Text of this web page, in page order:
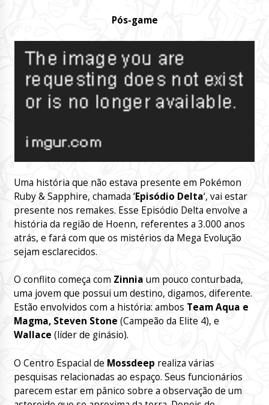
Pós-game
Uma história que não estava presente em Pokémon
Ruby & Sapphire, chamada ‘Episódio Delta‘, vai estar
presente nos remakes. Esse Episódio Delta envolve a
história da região de Hoenn, referentes a 3.000 anos
atrás, e fará com que os mistérios da Mega Evolução
sejam esclarecidos.
O conflito começa com Zinnia um pouco conturbada,
uma jovem que possui um destino, digamos, diferente.
Estão envolvidos com a história: ambos Team Aqua e
Magma, Steven Stone (Campeão da Elite 4), e
Wallace (líder de ginásio).
O Centro Espacial de Mossdeep realiza várias
pesquisas relacionadas ao espaço. Seus funcionários
parecem estar em pânico sobre a observação de um